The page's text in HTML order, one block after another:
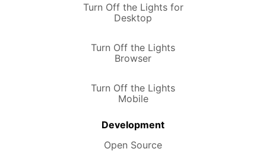
Turn Off the Lights for
Desktop
Turn Off the Lights
Browser
Turn Off the Lights
Mobile
Development
Open Source